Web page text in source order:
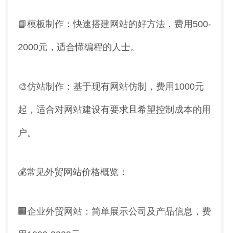
📘模板制作：快速搭建网站的好方法，费用500-
2000元，适合懂编程的人士。
🎨仿站制作：基于现有网站仿制，费用1000元
起，适合对网站建设有要求且希望控制成本的用
户。
💰常见外贸网站价格概览：
🏢企业外贸网站：简单展示公司及产品信息，费